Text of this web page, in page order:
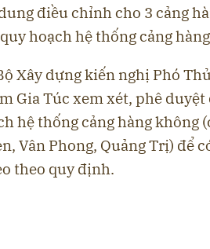
điều chỉnh cho 3 cảng
hoạch hệ thống cảng
Xây dựng kiến nghị Phó
Gia Túc xem xét, phê
hệ thống cảng hàng không
Vân Phong, Quảng Trị) để
theo quy định.